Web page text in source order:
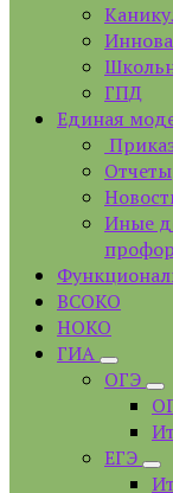
ГПД
Единая
Отчеты
Иные
ВСОКО
НОКО
ГИА
ОГЭ
ЕГЭ